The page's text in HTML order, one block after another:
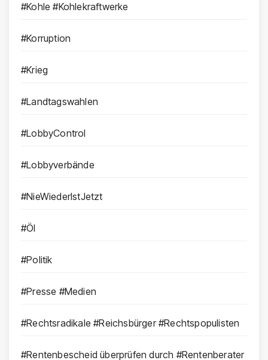
#Kohle #Kohlekraftwerke
#Korruption
#Krieg
#Landtagswahlen
#LobbyControl
#Lobbyverbände
#NieWiederIstJetzt
#Öl
#Politik
#Presse #Medien
#Rechtsradikale #Reichsbürger #Rechtspopulisten
#Rentenbescheid überprüfen durch #Rentenberater